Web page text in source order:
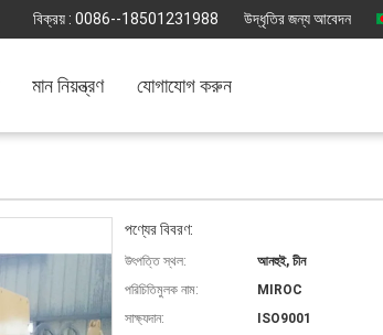
বিক্রয় : 0086--18501231988 উদ্ধৃতির জন্য আবেদন
মান নিয়ন্ত্রণ যোগাযোগ করুন
পণ্যের বিবরণ:
উৎপত্তি স্থল:
আনহুই, চীন
পরিচিতিমুলক নাম:
MIROC
সাক্ষ্যদান:
ISO9001